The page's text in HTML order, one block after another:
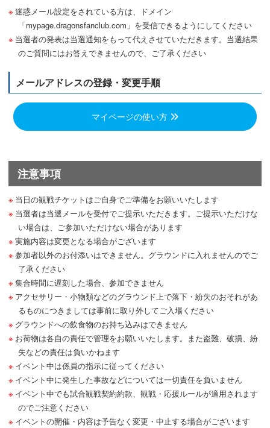
迷惑メール設定をされている方は、ドメイン
「mypage.dragonsfanclub.com」を受信できるようにしてください
当選者の発表は当選通知をもって代えさせていただきます。当選結果
のご質問にはお答えできませんので、ご了承ください
メールアドレスの登録・変更手順
マイページの使い方
注意事項
当日の観戦チケットはご自身でご準備をお願いいたします
当選者は当選メールを受付でご提示いただきます。ご提示いただけな
い場合は、ご参加いただけない場合があります
実施内容は変更となる場合がございます
参加者以外のお付添いはできません。グラウンドに入れませんのでご
了承ください
集合時間に遅刻した場合、参加できません
アクセサリー・小物類などのグラウンド上で落下・紛失のおそれがあ
るものにつきましては事前に取り外してご入場ください
グラウンドへの飲食物のお持ち込みはできません
お荷物は各自の責任で管理をお願いいたします。また盗難、破損、紛
失などの責任は負いかねます
イベント中は係員の指示に従ってください
イベント中に発生した事故などについては一切責任を負いません
イベント中でも試合観戦契約約款、観戦・応援ルールが適用されます
のでご注意ください
イベントの開催・内容は予告なく変更・中止する場合がございます